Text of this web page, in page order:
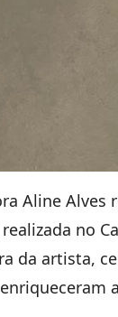
Aline
no
da artista,